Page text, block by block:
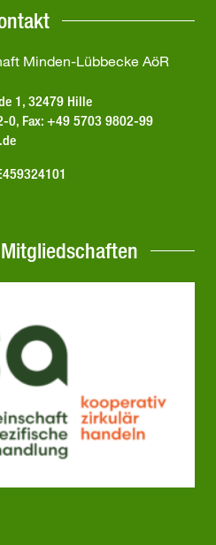
Minden-Lübbecke AöR
1, 32479 Hille
0, Fax: +49 5703 9802-99